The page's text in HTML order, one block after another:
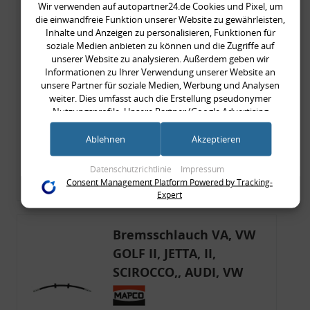
Bremsschlauch VA, VW
GOLF III, PASSAT, POLO,
SEAT, VW
9,90 €
9,90 € pro 1
Zum Artikel
Bremsschlauch VA, VW
GOLF II, JETTA, II,
SCIROCCO,, AUDI, VW
Wir verwenden auf autopartner24.de Cookies und Pixel, um
die einwandfreie Funktion unserer Website zu gewährleisten,
Inhalte und Anzeigen zu personalisieren, Funktionen für
soziale Medien anbieten zu können und die Zugriffe auf
unserer Website zu analysieren. Außerdem geben wir
Informationen zu Ihrer Verwendung unserer Website an
unsere Partner für soziale Medien, Werbung und Analysen
weiter. Dies umfasst auch die Erstellung pseudonymer
Nutzungsprofile. Unsere Partner (Google Advertising
Products) führen diese Informationen möglicherweise mit
weiteren Daten zusammen, die Sie ihnen bereitgestellt haben
im Rahmen Ihrer Nutzung der Dienste gesammelt haben
(bspw. Nutzungsdaten anderer Geräte). Ihre Einwilligung zur
Nutzung von Cookies und Pixeln können Sie jederzeit
widerrufen, indem Sie auf den Datenschutz-Button links
vornehmen.
Zwecke der Datenverarbeitung durch unsere Partner:
Speichern von oder Zugriff auf Informationen auf einem Endgerät
Verwendung reduzierter Daten zur Auswahl von Werbeanzeigen
Erstellung von Profilen für personalisierte Werbung
Verwendung von Profilen zur Auswahl personalisierter Werbung
Datenschutzrichtlinie Impressum
Ablehnen Akzeptieren
Consent Management Platform Powered by Tracking-
Expert